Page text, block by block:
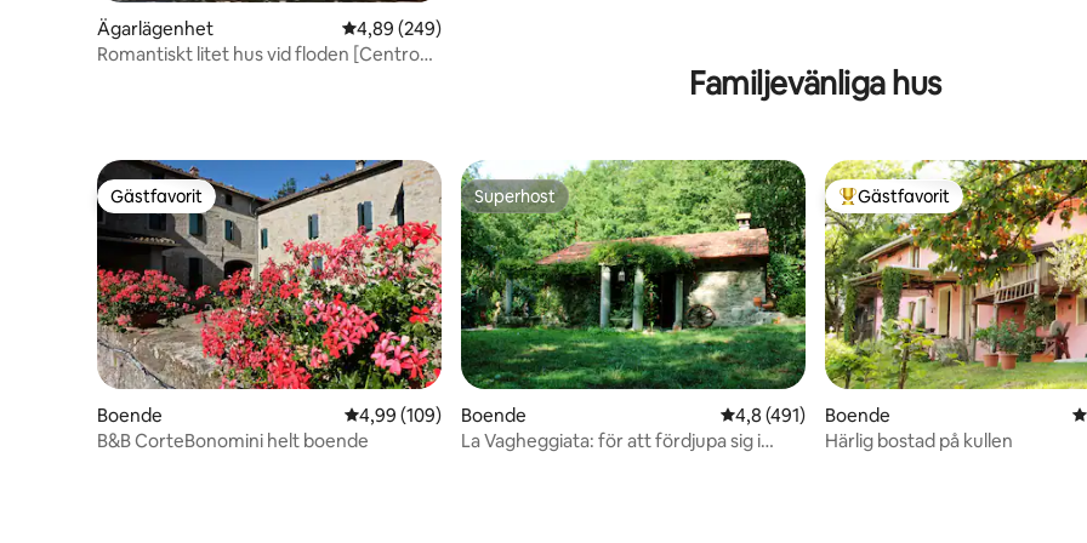
Ägarlägenhet 4,89 av 5 i genomsnittligt betyg, 249 omdömen
4,89 (249)
Romantiskt litet hus vid floden [Centro
Familjevänliga hus
Gästfavorit
Gästfavorit
Boende 4,99 av 5 i genomsnittligt betyg, 109 omdömen
4,99 (109)
B&B CorteBonomini helt boende
Superhost
Superhost
Boende 4,8 av 5 i genomsnittligt betyg, 491
4,8 (491)
La Vagheggiata: för att fördjupa sig i
Populär gästfavorit
Gästfavorit
Boende
Härlig bostad på kullen